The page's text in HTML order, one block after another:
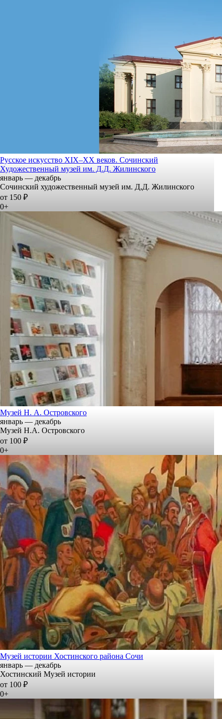
Русское искусство XIX–XX веков. Сочинский
Художественный музей им. Д.Д. Жилинского
январь — декабрь
Сочинский художественный музей им. Д,Д. Жилинского
от 150 ₽
0+
Музей Н. А. Островского
январь — декабрь
Музей Н.А. Островского
от 100 ₽
0+
Музей истории Хостинского района Сочи
январь — декабрь
Хостинский Музей истории
от 100 ₽
0+